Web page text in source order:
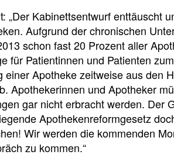
„Der Kabinettsentwurf enttäuscht
Aufgrund der chronischen
schon fast 20 Prozent aller
für Patientinnen und Patienten
Apotheke zeitweise aus den
Apothekerinnen und Apotheker
gar nicht erbracht werden. Der
Apothekenreformgesetz
Wir werden die kommenden
zu kommen.“
g
r
i
f
f
e
n
Pressedetail